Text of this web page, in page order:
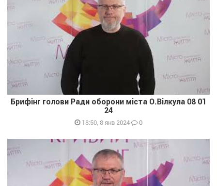
Брифінг голови Ради оборони міста О.Вілкула 08 01
24
18:50, 8 янв 2024 0